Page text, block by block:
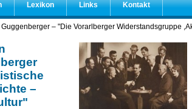
Lexikon Links Kontakt
– "Die Vorarlberger Widerstandsgruppe
–